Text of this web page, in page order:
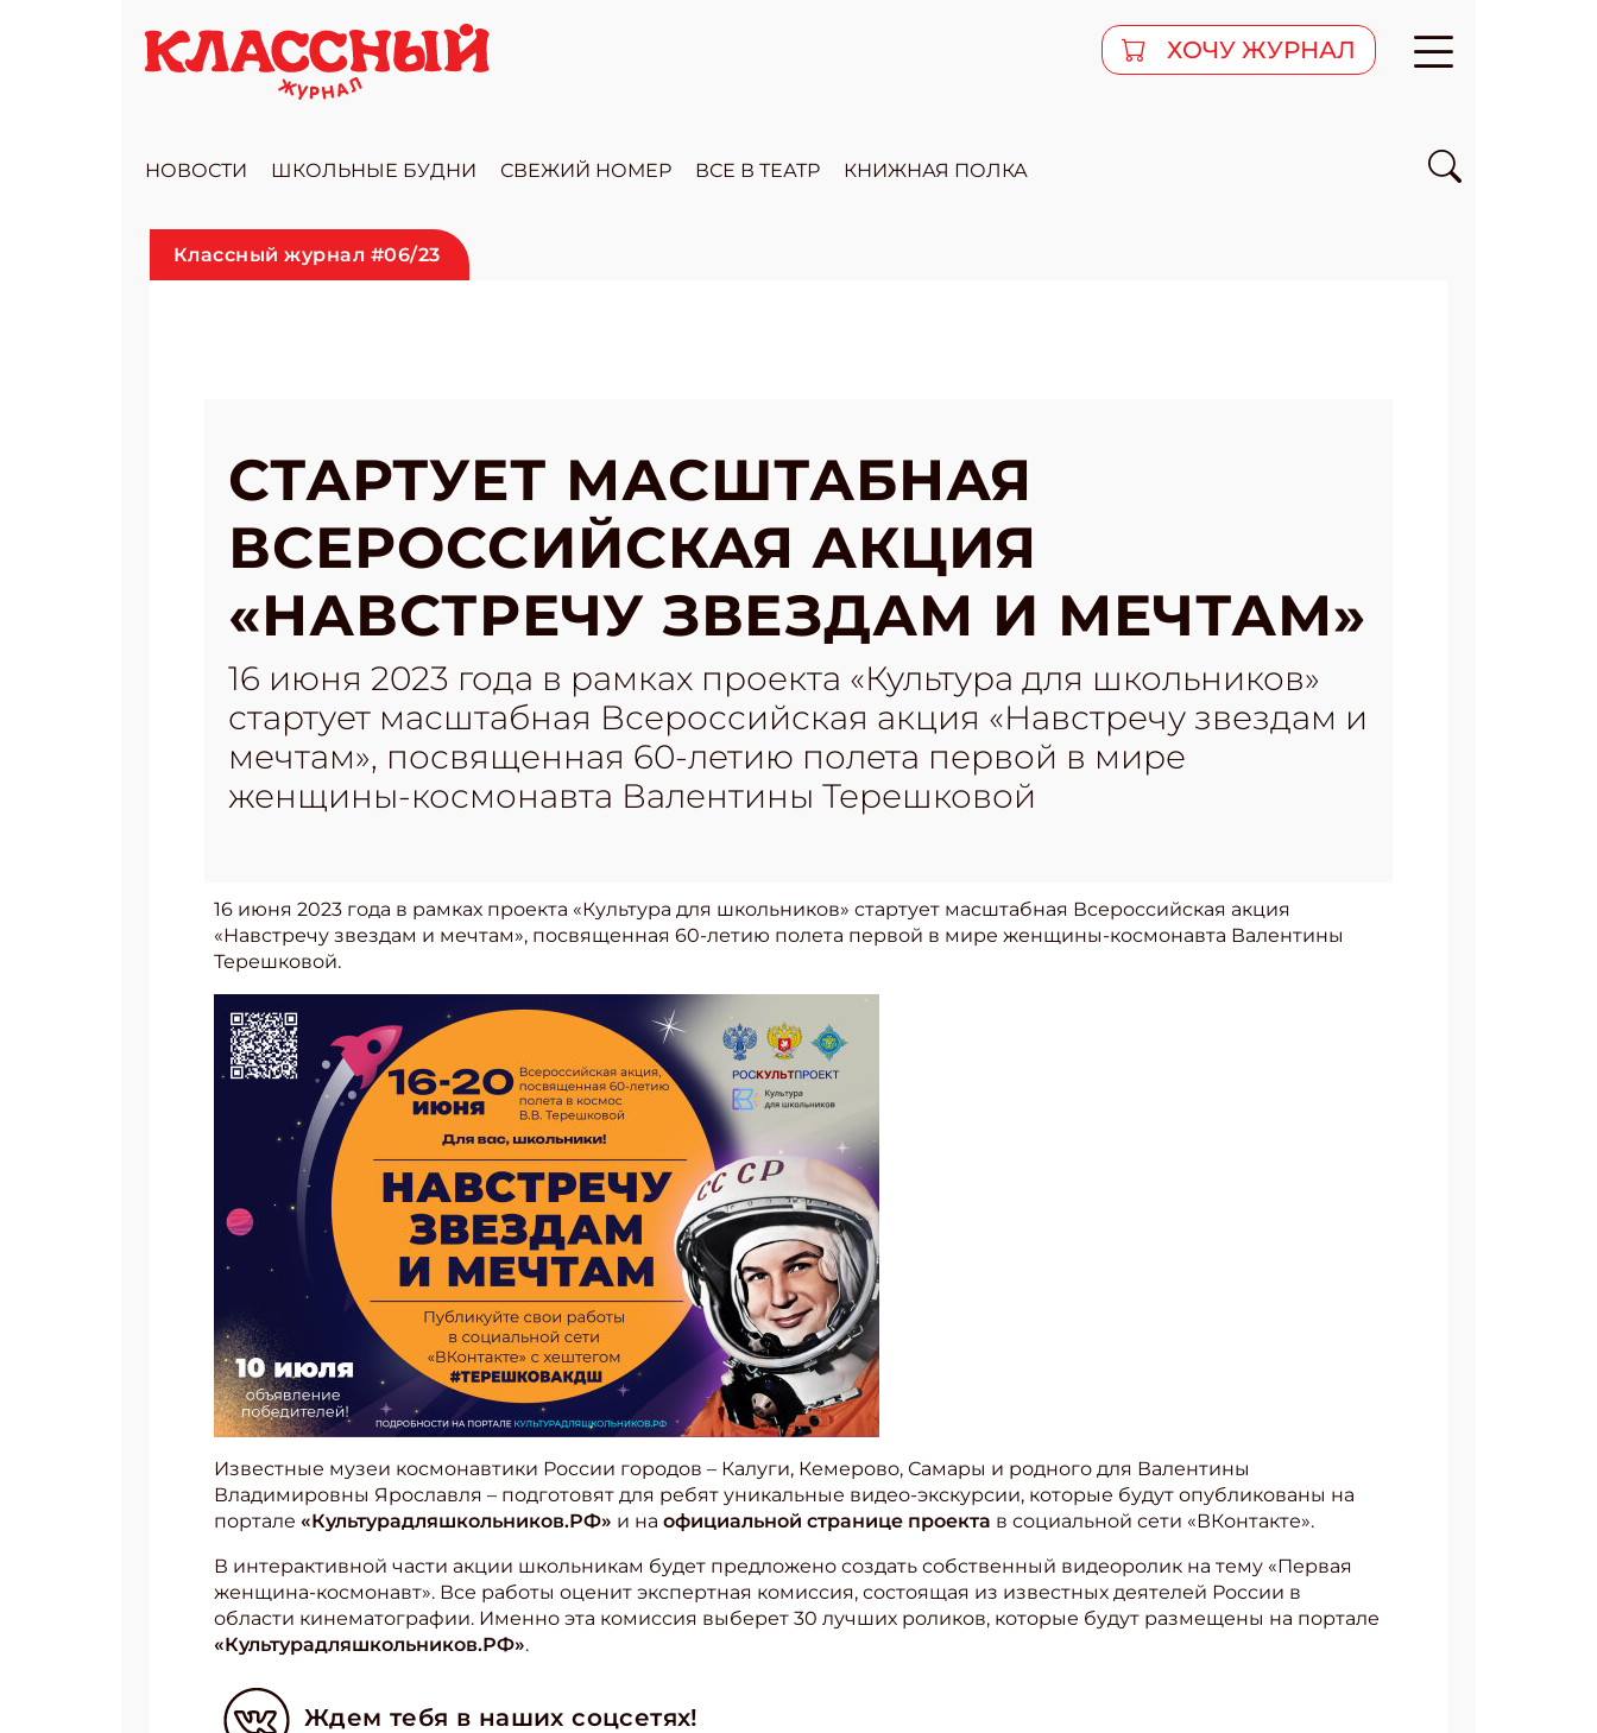
ХОЧУ ЖУРНАЛ
НОВОСТИ ШКОЛЬНЫЕ БУДНИ СВЕЖИЙ НОМЕР ВСЕ В ТЕАТР КНИЖНАЯ ПОЛКА
Классный журнал #06/23
СТАРТУЕТ МАСШТАБНАЯ
ВСЕРОССИЙСКАЯ АКЦИЯ
«НАВСТРЕЧУ ЗВЕЗДАМ И МЕЧТАМ»
16 июня 2023 года в рамках проекта «Культура для школьников»
стартует масштабная Всероссийская акция «Навстречу звездам и
мечтам», посвященная 60-летию полета первой в мире
женщины-космонавта Валентины Терешковой
16 июня 2023 года в рамках проекта «Культура для школьников» стартует масштабная Всероссийская акция
«Навстречу звездам и мечтам», посвященная 60-летию полета первой в мире женщины-космонавта Валентины
Терешковой.
Известные музеи космонавтики России городов – Калуги, Кемерово, Самары и родного для Валентины
Владимировны Ярославля – подготовят для ребят уникальные видео-экскурсии, которые будут опубликованы на
портале «Культурадляшкольников.РФ» и на официальной странице проекта в социальной сети «ВКонтакте».
В интерактивной части акции школьникам будет предложено создать собственный видеоролик на тему «Первая
женщина-космонавт». Все работы оценит экспертная комиссия, состоящая из известных деятелей России в
области кинематографии. Именно эта комиссия выберет 30 лучших роликов, которые будут размещены на портале
«Культурадляшкольников.РФ».
Ждем тебя в наших соцсетях!